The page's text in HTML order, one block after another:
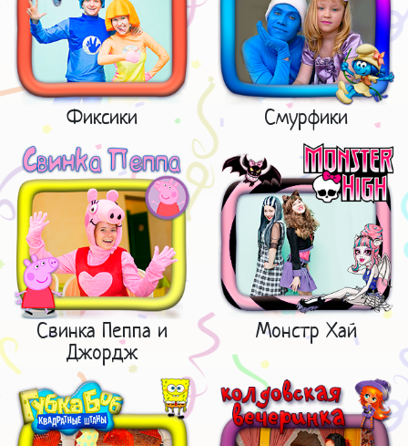
Фиксики Смурфики
Свинка Пеппа и
Джордж
Монстр Хай